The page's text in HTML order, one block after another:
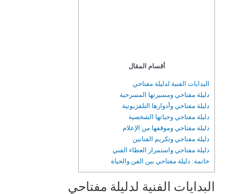
أقسام المقال
البدايات الفنية لدليلة مفتاحي
دليلة مفتاحي ومسيرتها المسرحية
دليلة مفتاحي وأدوارها التلفزيونية
دليلة مفتاحي وحياتها الشخصية
دليلة مفتاحي وموقفها من الإعلام
دليلة مفتاحي وتكريم الفنانين
دليلة مفتاحي واستمرار العطاء الفني
خاتمة: دليلة مفتاحي بين الفن والحياة
البدايات الفنية لدليلة مفتاحي